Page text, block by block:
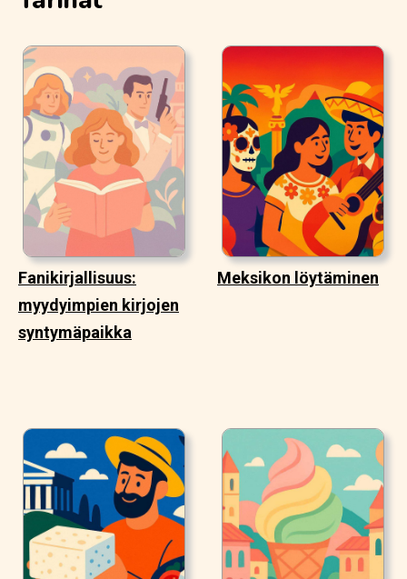
Fanikirjallisuus:
myydyimpien kirjojen
syntymäpaikka
Meksikon löytäminen